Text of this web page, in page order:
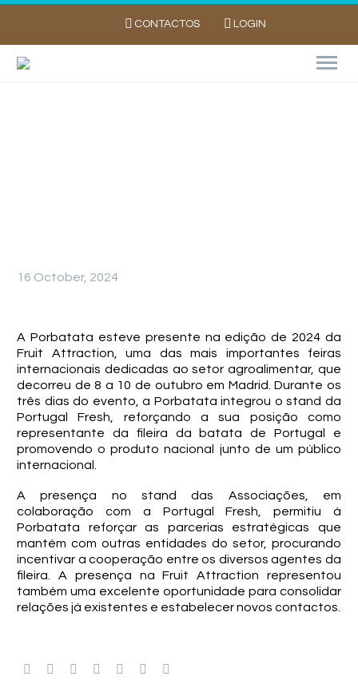
CONTACTOS LOGIN
16 October, 2024
A Porbatata esteve presente na edição de 2024 da
Fruit Attraction, uma das mais importantes feiras
internacionais dedicadas ao setor agroalimentar, que
decorreu de 8 a 10 de outubro em Madrid. Durante os
três dias do evento, a Porbatata integrou o stand da
Portugal Fresh, reforçando a sua posição como
representante da fileira da batata de Portugal e
promovendo o produto nacional junto de um público
internacional.
A presença no stand das Associações, em
colaboração com a Portugal Fresh, permitiu à
Porbatata reforçar as parcerias estratégicas que
mantém com outras entidades do setor, procurando
incentivar a cooperação entre os diversos agentes da
fileira. A presença na Fruit Attraction representou
também uma excelente oportunidade para consolidar
relações já existentes e estabelecer novos contactos.